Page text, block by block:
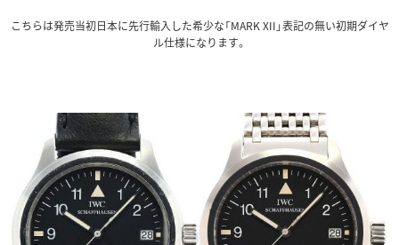
こちらは発売当初日本に先行輸入した希少な「MARK XII」表記の無い初期ダイヤ
ル仕様になります。